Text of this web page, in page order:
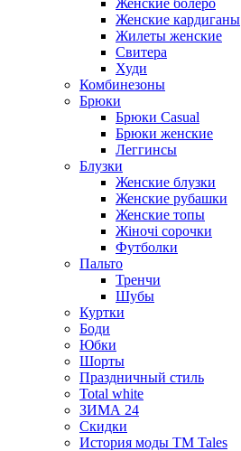
Женские кардиганы
Жилеты женские
Свитера
Худи
Комбинезоны
Брюки
Брюки Casual
Брюки женские
Леггинсы
Блузки
Женские блузки
Женские рубашки
Женские топы
Жіночі сорочки
Футболки
Пальто
Тренчи
Шубы
Куртки
Боди
Юбки
Шорты
Праздничный стиль
Total white
ЗИМА 24
Скидки
История моды ТМ Tales